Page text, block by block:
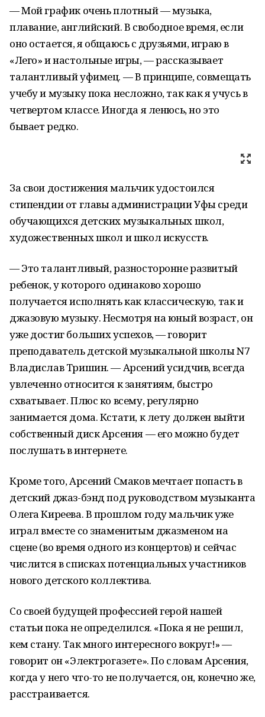
— Мой график очень плотный — музыка,
плавание, английский. В свободное время, если
оно остается, я общаюсь с друзьями, играю в
«Лего» и настольные игры, — рассказывает
талантливый уфимец. — В принципе, совмещать
учебу и музыку пока несложно, так как я учусь в
четвертом классе. Иногда я ленюсь, но это
бывает редко.
За свои достижения мальчик удостоился
стипендии от главы администрации Уфы среди
обучающихся детских музыкальных школ,
художественных школ и школ искусств.
— Это талантливый, разносторонне развитый
ребенок, у которого одинаково хорошо
получается исполнять как классическую, так и
джазовую музыку. Несмотря на юный возраст, он
уже достиг больших успехов, — говорит
преподаватель детской музыкальной школы N7
Владислав Тришин. — Арсений усидчив, всегда
увлеченно относится к занятиям, быстро
схватывает. Плюс ко всему, регулярно
занимается дома. Кстати, к лету должен выйти
собственный диск Арсения — его можно будет
послушать в интернете.
Кроме того, Арсений Смаков мечтает попасть в
детский джаз-бэнд под руководством музыканта
Олега Киреева. В прошлом году мальчик уже
играл вместе со знаменитым джазменом на
сцене (во время одного из концертов) и сейчас
числится в списках потенциальных участников
нового детского коллектива.
Со своей будущей профессией герой нашей
статьи пока не определился. «Пока я не решил,
кем стану. Так много интересного вокруг!» —
говорит он «Электрогазете». По словам Арсения,
когда у него что-то не получается, он, конечно же,
расстраивается.